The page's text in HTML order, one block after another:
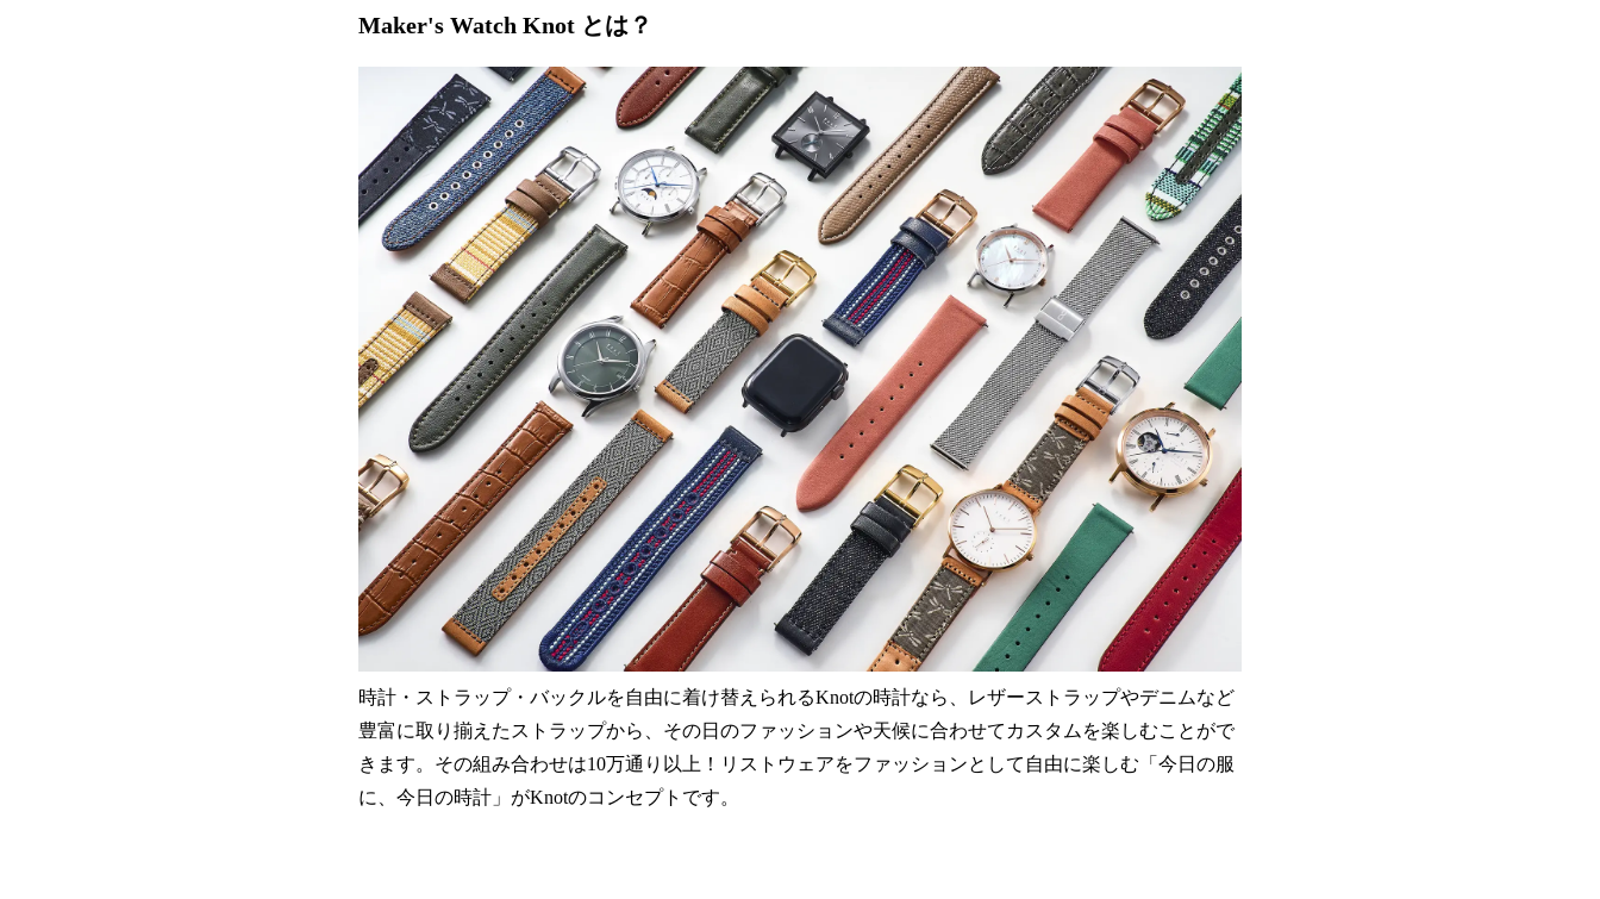
Maker's Watch Knot とは？
時計・ストラップ・バックルを自由に着け替えられるKnotの時計なら、レザーストラップやデニムなど
豊富に取り揃えたストラップから、その日のファッションや天候に合わせてカスタムを楽しむことがで
きます。その組み合わせは10万通り以上！リストウェアをファッションとして自由に楽しむ「今日の服
に、今日の時計」がKnotのコンセプトです。